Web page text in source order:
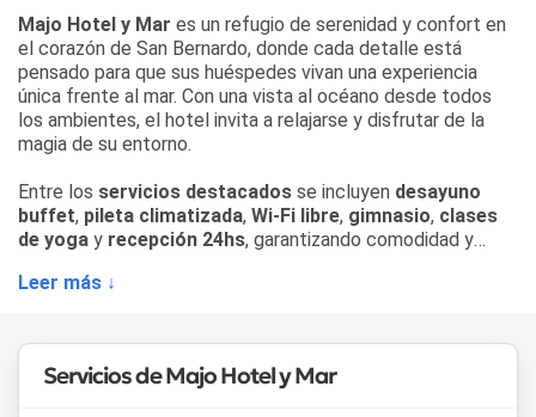
Majo Hotel y Mar es un refugio de serenidad y confort en
el corazón de San Bernardo, donde cada detalle está
pensado para que sus huéspedes vivan una experiencia
única frente al mar. Con una vista al océano desde todos
los ambientes, el hotel invita a relajarse y disfrutar de la
magia de su entorno.
Entre los servicios destacados se incluyen desayuno
buffet, pileta climatizada, Wi-Fi libre, gimnasio, clases
de yoga y recepción 24hs, garantizando comodidad y
ofrecedescuentos exclusivos
adaptarse a las necesidades de cada viajero:
Leer más ↓
Servicios de Majo Hotel y Mar